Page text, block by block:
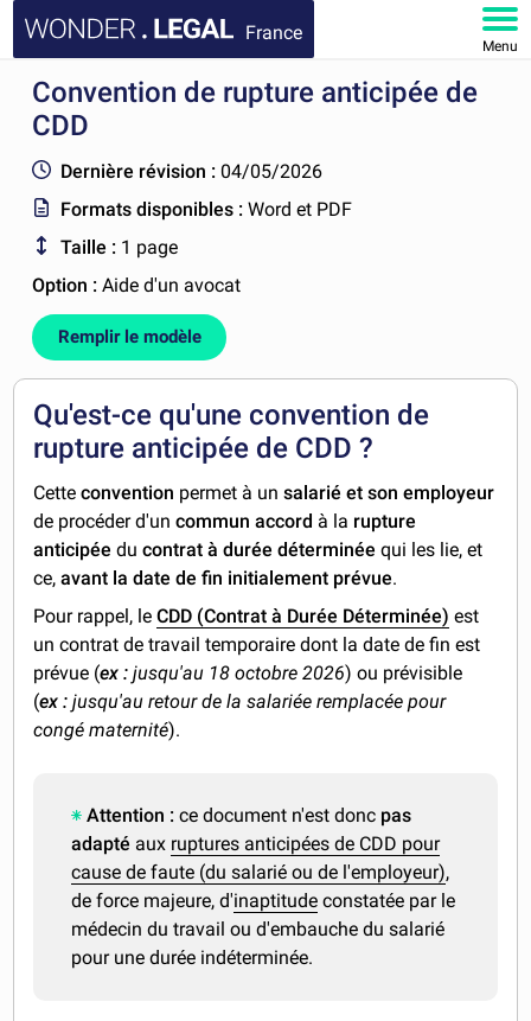
France
Menu
ACCUEIL
FAQ
MON COMPTE
Convention de rupture anticipée de
CDD
Dernière révision : 04/05/2026
Formats disponibles :Word et PDF
Taille : 1 page
Option :Aide d'un avocat
Remplir le modèle
Qu'est-ce qu'une convention de
rupture anticipée de CDD ?
Cetteconvention permet à unsalarié et son employeur
de procéder d'uncommun accord à la rupture
anticipéeducontrat à durée déterminéequi les lie, et
ce,avant la date de fin initialement prévue.
Pour rappel, leCDD (Contrat à Durée Déterminée) est
un contrat de travail temporaire dont la date de fin est
prévue (ex :jusqu'au 18 octobre 2026) ou prévisible
(ex : jusqu'au retour de la salariée remplacée pour
congé maternité).
Attention :ce document n'est donc pas
adapté aux ruptures anticipées de CDD pour
cause de faute (du salarié ou de l'employeur),
de force majeure, d'inaptitude constatée par le
médecin du travail ou d'embauche du salarié
pour une durée indéterminée.